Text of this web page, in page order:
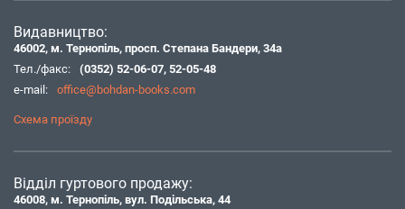
Видавництво:
46002, м. Тернопіль, просп. Степана Бандери, 34а
Тел./факс:
(0352) 52-06-07, 52-05-48
e-mail:
office@bohdan-books.com
Схема проїзду
Відділ гуртового продажу:
46008, м. Тернопіль, вул. Подільська, 44